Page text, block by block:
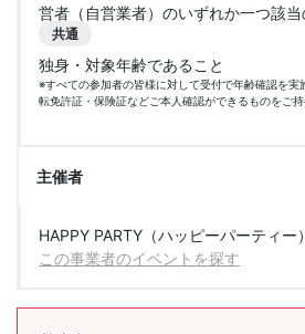
営者（自営業者）のいずれか一つ該
共通
独身・対象年齢であること
※すべての参加者の皆様に対して受付で年齢確認を実
転免許証・保険証などご本人確認ができるものをご持
主催者
HAPPY PARTY（ハッピーパーティー）
この事業者のイベントを探す